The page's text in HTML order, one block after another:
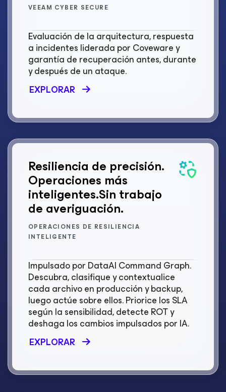
VEEAM CYBER SECURE
Evaluación de la arquitectura, respuesta
a incidentes liderada por Coveware y
garantía de recuperación antes, durante
y después de un ataque.
EXPLORAR
Resiliencia de precisión.
Operaciones más
inteligentes.Sin trabajo
de averiguación.
OPERACIONES DE RESILIENCIA
INTELIGENTE
Impulsado por DataAI Command Graph.
Descubra, clasifique y contextualice
cada archivo en producción y backup,
luego actúe sobre ellos. Priorice los SLA
según la sensibilidad, detecte ROT y
deshaga los cambios impulsados por IA.
EXPLORAR